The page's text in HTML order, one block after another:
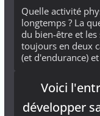
Quelle activité
longtemps ? La
du bien-être et
toujours en deux
(et d'endurance)
Voici
développer